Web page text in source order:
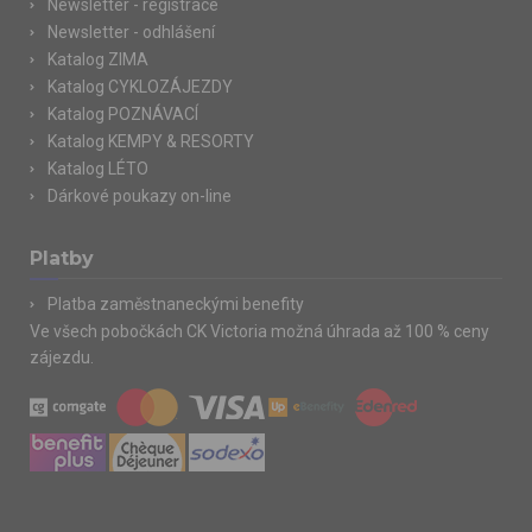
Newsletter - registrace
Newsletter - odhlášení
Katalog ZIMA
Katalog CYKLOZÁJEZDY
Katalog POZNÁVACÍ
Katalog KEMPY & RESORTY
Katalog LÉTO
Dárkové poukazy on-line
Platby
Platba zaměstnaneckými benefity
Ve všech pobočkách CK Victoria možná úhrada až 100 % ceny
zájezdu.